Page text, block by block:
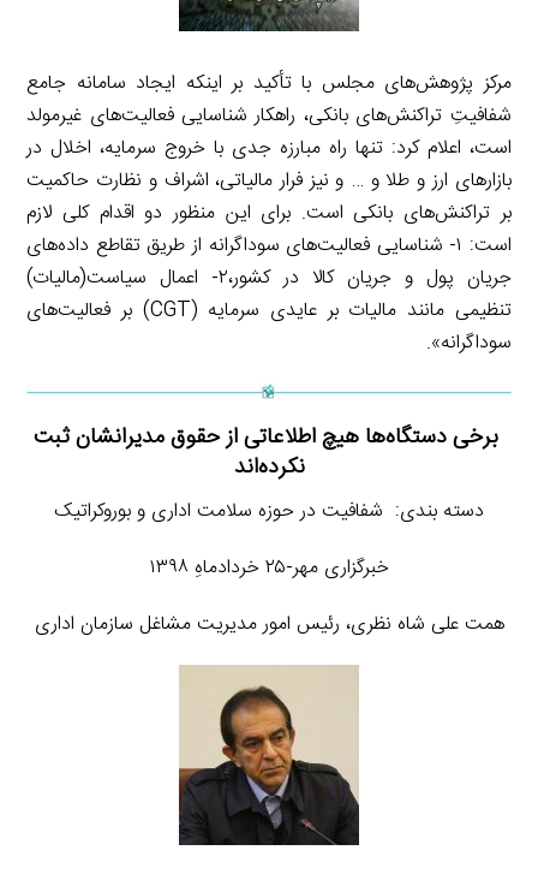
مرکز پژوهش‌های مجلس با تأکید بر اینکه ایجاد سامانه جامع
شفافیتِ تراکنش‌های بانکی، راهکار شناسایی فعالیت‌های غیرمولد
است، اعلام کرد: تنها راه مبارزه جدی با خروج سرمایه، اخلال در
بازارهای ارز و طلا و … و نیز فرار مالیاتی، اشراف و نظارت حاکمیت
بر تراکنش‌های بانکی است. برای این منظور دو اقدام کلی لازم
است: ۱- شناسایی فعالیت‌های سوداگرانه از طریق تقاطع داده‌های
جریان پول و جریان کالا در کشور،۲- اعمال سیاست(مالیات)
تنظیمی مانند مالیات بر عایدی سرمایه (CGT) بر فعالیت‌های
سوداگرانه».
برخی دستگاه‌ها هیچ اطلاعاتی از حقوق مدیرانشان ثبت
نکرده‌اند
دسته بندی: شفافیت در حوزه سلامت اداری و بوروکراتیک
خبرگزاری مهر-۲۵ خردادماهِ ۱۳۹۸
همت علی شاه نظری، رئیس امور مدیریت مشاغل سازمان اداری